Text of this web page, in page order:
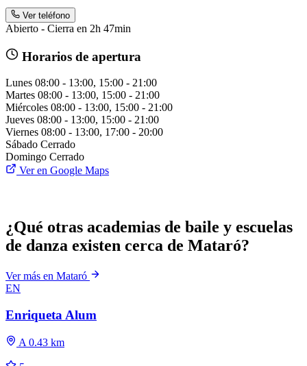
Ver teléfono
Abierto - Cierra en 2h 47min
Horarios de apertura
Lunes 08:00 - 13:00, 15:00 - 21:00
Martes 08:00 - 13:00, 15:00 - 21:00
Miércoles 08:00 - 13:00, 15:00 - 21:00
Jueves 08:00 - 13:00, 15:00 - 21:00
Viernes 08:00 - 13:00, 17:00 - 20:00
Sábado Cerrado
Domingo Cerrado
Ver en Google Maps
¿Qué otras academias de baile y escuelas
de danza existen cerca de Mataró?
Ver más en Mataró
EN
Enriqueta Alum
A 0.43 km